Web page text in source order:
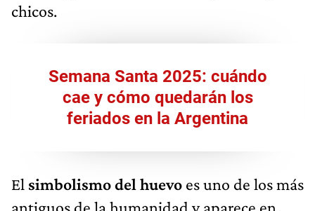
chicos.
Semana Santa 2025: cuándo
cae y cómo quedarán los
feriados en la Argentina
El simbolismo del huevo es uno de los más
antiguos de la humanidad y aparece en